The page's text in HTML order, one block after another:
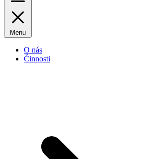
Menu
O nás
Činnosti